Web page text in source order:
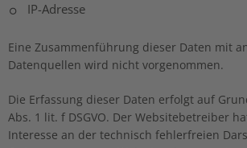
IP-Adresse
Eine Zusammenführung dieser Daten mit
Datenquellen wird nicht vorgenommen.
Die Erfassung dieser Daten erfolgt auf
Abs. 1 lit. f DSGVO. Der Websitebetreiber
Interesse an der technisch fehlerfreien